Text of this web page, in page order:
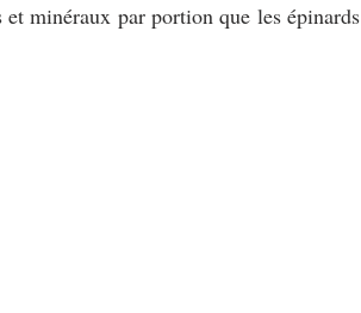
minéraux par portion que les épinards